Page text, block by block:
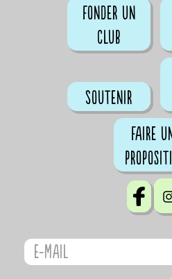
Fonder un
club
Soutenir
Faire